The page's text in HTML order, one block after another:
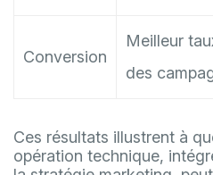
Conversion
Meilleur
des
Ces résultats illustrent à
opération technique,